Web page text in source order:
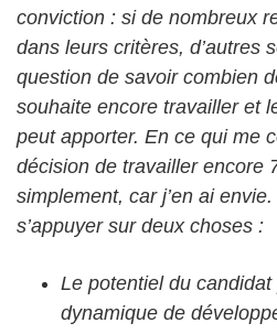
conviction : si de nombreux
dans leurs critères, d’autres
question de savoir combien
souhaite encore travailler et
peut apporter. En ce qui me
décision de travailler encore
simplement, car j’en ai
s’appuyer sur deux choses :
Le potentiel du
dynamique de